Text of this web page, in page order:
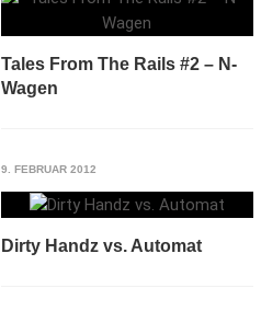
Tales From The Rails #2 – N-
Wagen
9. FEBRUAR 2012
Dirty Handz vs. Automat